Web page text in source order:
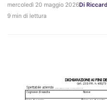
mercoledì 20 maggio 2026Di
9 min di lettura